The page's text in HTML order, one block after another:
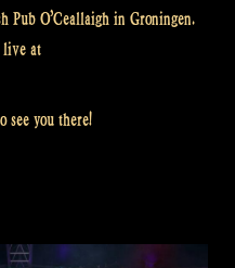
O’Ceallaigh in Groningen.
live at
see you there!